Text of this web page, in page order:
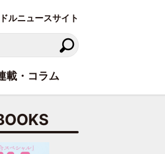
ルニュースサイト
載・コラム